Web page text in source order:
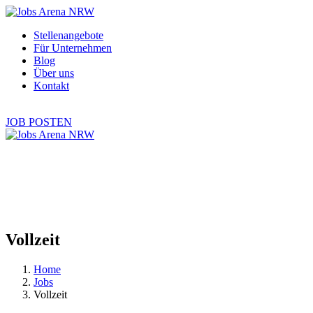
Stellenangebote
Für Unternehmen
Blog
Über uns
Kontakt
Vollzeit
Home
Jobs
Vollzeit